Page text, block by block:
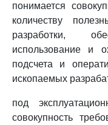
понимается
количеству
разработки,
использование и
подсчета и
ископаемых
под
совокупность